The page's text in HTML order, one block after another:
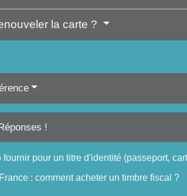
la carte ?
!
fournir pour un titre d'identité (passeport,
: comment acheter un timbre fiscal ?